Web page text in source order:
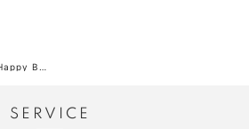
Happy Birthday hayabusa!!
SERVICE